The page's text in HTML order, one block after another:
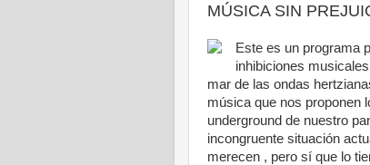
MÚSICA SIN
Este es un programa
inhibiciones
mar de las ondas
música que nos proponen
underground de nuestro
incongruente situación
merecen , pero sí que lo